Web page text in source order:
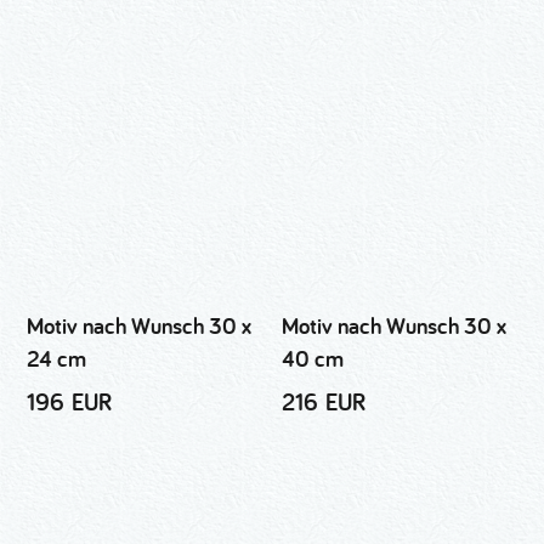
Motiv nach Wunsch 30 x
24 cm
196 EUR
Motiv nach Wunsch 30 x
40 cm
216 EUR